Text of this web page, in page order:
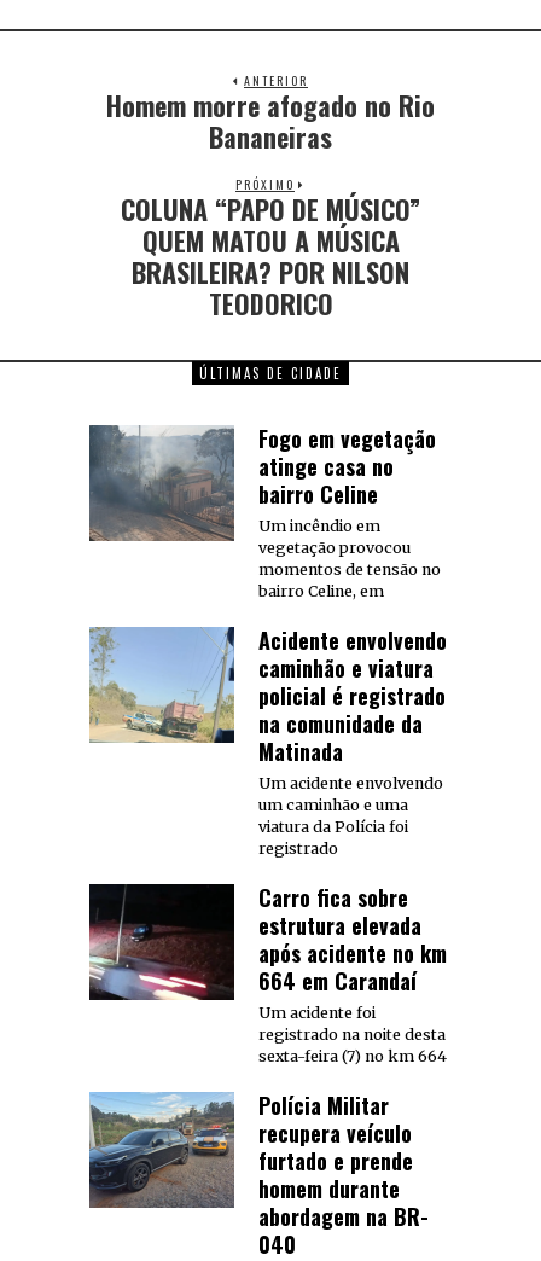
ANTERIOR
Homem morre afogado no Rio
Bananeiras
PRÓXIMO
COLUNA “PAPO DE MÚSICO”
QUEM MATOU A MÚSICA
BRASILEIRA? POR NILSON
TEODORICO
ÚLTIMAS DE CIDADE
Fogo em vegetação
atinge casa no
bairro Celine
Um incêndio em
vegetação provocou
momentos de tensão no
bairro Celine, em
Acidente envolvendo
caminhão e viatura
policial é registrado
na comunidade da
Matinada
Um acidente envolvendo
um caminhão e uma
viatura da Polícia foi
registrado
Carro fica sobre
estrutura elevada
após acidente no km
664 em Carandaí
Um acidente foi
registrado na noite desta
sexta-feira (7) no km 664
Polícia Militar
recupera veículo
furtado e prende
homem durante
abordagem na BR-
040